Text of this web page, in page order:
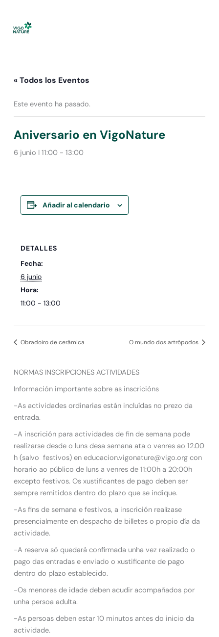
contenido
« Todos los Eventos
Este evento ha pasado.
Aniversario en VigoNature
6 junio I 11:00- 13:00
Añadir al calendario
DETALLES
Fecha:
6 junio
Hora:
11:00 - 13:00
Obradoiro de cerámica O mundo dos artrópodos
NORMAS INSCRIPCIONES ACTIVIDADES
Información importante sobre as inscricións
-As actividades ordinarias están incluídas no prezo da
entrada.
-A inscrición para actividades de fin de semana pode
realizarse desde o luns desa semana ata o venres ao 12.00
h (salvo festivos) en educacion.vigonature@vigo.org con
horario ao público de luns a venres de 11:00h a 20:00h
excepto festivos. Os xustificantes de pago deben ser
sempre remitidos dentro do plazo que se indique.
-As fins de semana e festivos, a inscrición realízase
presencialmente en despacho de billetes o propio día da
actividade.
-A reserva só quedará confirmada unha vez realizado o
pago das entradas e enviado o xustificante de pago
dentro do plazo establecido.
-Os menores de idade deben acudir acompañados por
unha persoa adulta.
-As persoas deben estar 10 minutos antes do inicio da
actividade.